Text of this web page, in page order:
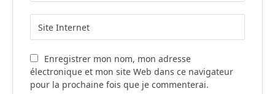
Enregistrer mon nom, mon adresse
électronique et mon site Web dans ce navigateur
pour la prochaine fois que je commenterai.